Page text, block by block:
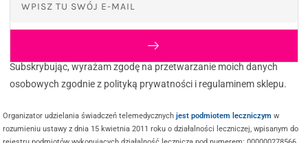
Subskrybując, wyrażam zgodę na przetwarzanie moich danych
osobowych zgodnie z polityką prywatności i regulaminem sklepu.
Organizator udzielania świadczeń telemedycznychjest podmiotem leczniczym w
rozumieniu ustawy z dnia 15 kwietnia 2011 roku o działalności leczniczej, wpisanym do